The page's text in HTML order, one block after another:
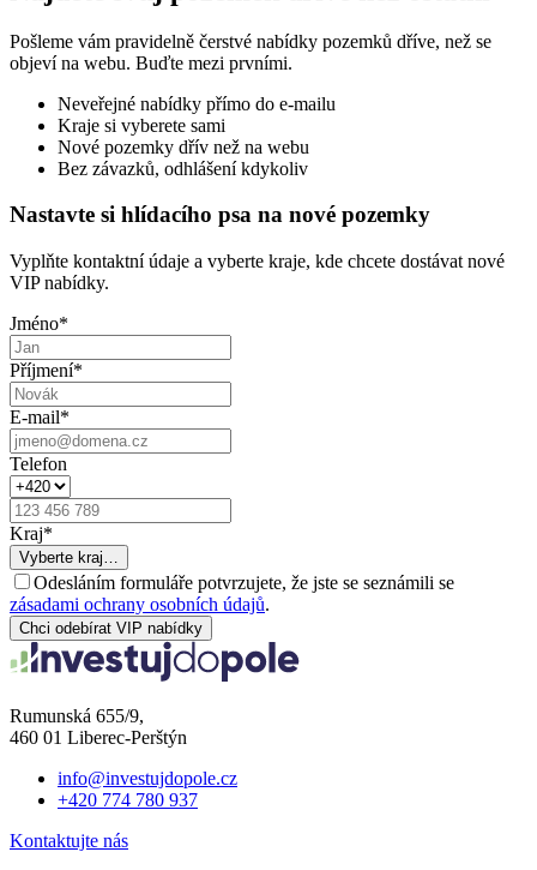
Pošleme vám pravidelně čerstvé nabídky pozemků dříve, než se
objeví na webu. Buďte mezi prvními.
Neveřejné nabídky přímo do e-mailu
Kraje si vyberete sami
Nové pozemky dřív než na webu
Bez závazků, odhlášení kdykoliv
Nastavte si hlídacího psa na nové pozemky
Vyplňte kontaktní údaje a vyberte kraje, kde chcete dostávat nové
VIP nabídky.
Jméno*
Příjmení*
E-mail*
Telefon
Kraj*
Vyberte kraj…
Odesláním formuláře potvrzujete, že jste se seznámili se
zásadami ochrany osobních údajů.
Chci odebírat VIP nabídky
Rumunská 655/9,
460 01 Liberec-Perštýn
info@investujdopole.cz
+420 774 780 937
Kontaktujte nás